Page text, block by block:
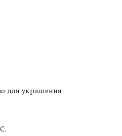
для украшения